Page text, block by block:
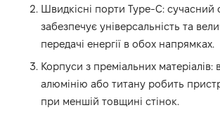
Швидкісні порти Type-C: сучасний
забезпечує універсальність та
передачі енергії в обох напрямках.
Корпуси з преміальних матеріалів:
алюмінію або титану робить
при меншій товщині стінок.